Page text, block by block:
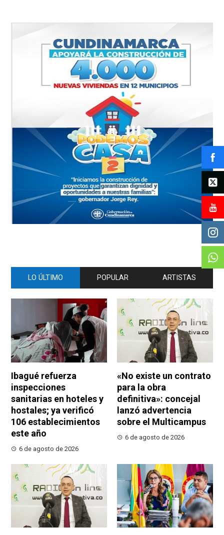
LO ÚLTIMO POPULAR ARTISTAS
Ibagué refuerza
inspecciones
sanitarias en hoteles y
hostales; ya verificó
106 establecimientos
este año
6 de agosto de 2026
«No existe un contrato
para la obra
definitiva»: concejal
lanzó advertencia
sobre el Multicampus
6 de agosto de 2026